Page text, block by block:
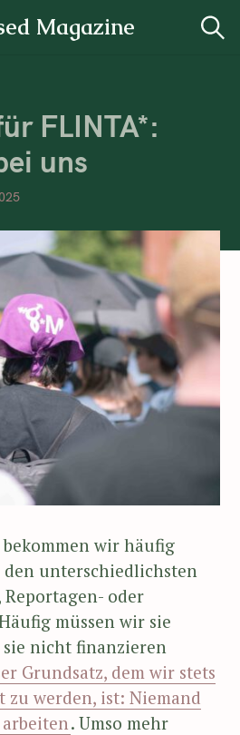
Magazine
FLINTA*:
uns
wir häufig
unterschiedlichsten
oder
müssen wir sie
nicht finanzieren
Grundsatz, dem wir stets
zu werden, ist: Niemand
. Umso mehr